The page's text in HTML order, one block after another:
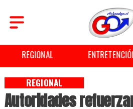
REGIONAL
Autoridades
REGIONAL